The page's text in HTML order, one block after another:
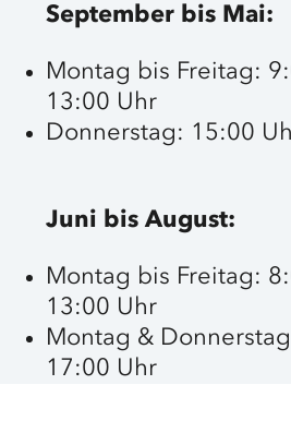
September bis Mai:
Montag bis Freitag:
13:00 Uhr
Donnerstag: 15:00
Juni bis August:
Montag bis Freitag:
13:00 Uhr
Montag &
17:00 Uhr